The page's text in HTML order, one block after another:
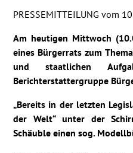
PRESSEMITTEILUNG vom
Am heutigen Mittwoch
eines Bürgerrats zum
und staatlichen
Berichterstattergruppe
„Bereits in der letzten
der Welt“ unter der
Schäuble einen sog.